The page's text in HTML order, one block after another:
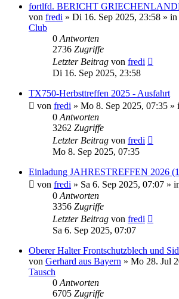
fortlfd. BERICHT
von fredi » Di 16. Sep 2025, 23:58 » in
Club
0 Antworten
2736 Zugriffe
Letzter Beitrag von fredi
Di 16. Sep 2025, 23:58
TX750-Herbsttreffen 2025 - Ausfahrt
von fredi » Mo 8. Sep 2025, 07:35 »
0 Antworten
3262 Zugriffe
Letzter Beitrag von fredi
Mo 8. Sep 2025, 07:35
Einladung JAHRESTREFFEN 2026
von fredi » Sa 6. Sep 2025, 07:07 »
0 Antworten
3356 Zugriffe
Letzter Beitrag von fredi
Sa 6. Sep 2025, 07:07
Oberer Halter Frontschutzblech und
von Gerhard aus Bayern » Mo 28. Jul
Tausch
0 Antworten
6705 Zugriffe